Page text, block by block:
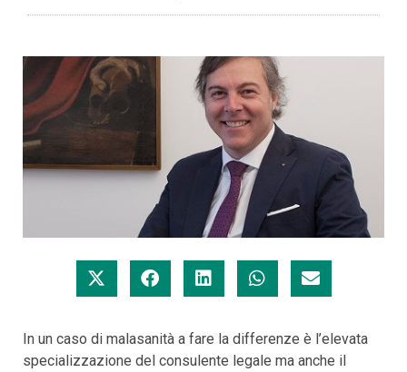
In un caso di malasanità a fare la differenze è l’elevata
specializzazione del consulente legale ma anche il